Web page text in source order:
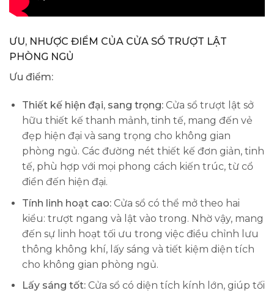
ƯU, NHƯỢC ĐIỂM CỦA CỬA SỔ TRƯỢT LẬT
PHÒNG NGỦ
Ưu điểm:
Thiết kế hiện đại, sang trọng:Cửa sổ trượt lật sở
hữu thiết kế thanh mảnh, tinh tế, mang đến vẻ
đẹp hiện đại và sang trọng cho không gian
phòng ngủ. Các đường nét thiết kế đơn giản, tinh
tế, phù hợp với mọi phong cách kiến trúc, từ cổ
điển đến hiện đại.
Tính linh hoạt cao:Cửa sổ có thể mở theo hai
kiểu: trượt ngang và lật vào trong. Nhờ vậy, mang
đến sự linh hoạt tối ưu trong việc điều chỉnh lưu
thông không khí, lấy sáng và tiết kiệm diện tích
cho không gian phòng ngủ.
Lấy sáng tốt:Cửa sổ có diện tích kính lớn, giúp tối